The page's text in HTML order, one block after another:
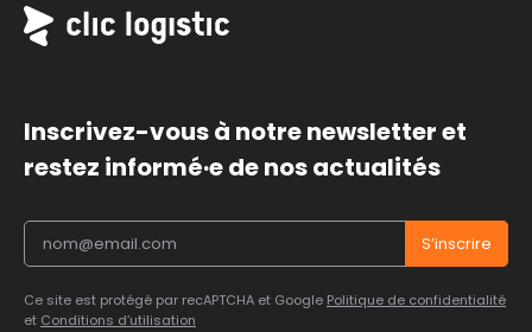
Inscrivez-vous à notre newsletter et
restez informé·e de nos actualités
Ce site est protégé par recAPTCHA et Google Politique de confidentialité
et Conditions d’utilisation